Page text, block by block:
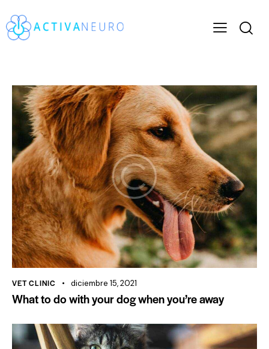
VET CLINIC diciembre 15, 2021
What to do with your dog when you’re away